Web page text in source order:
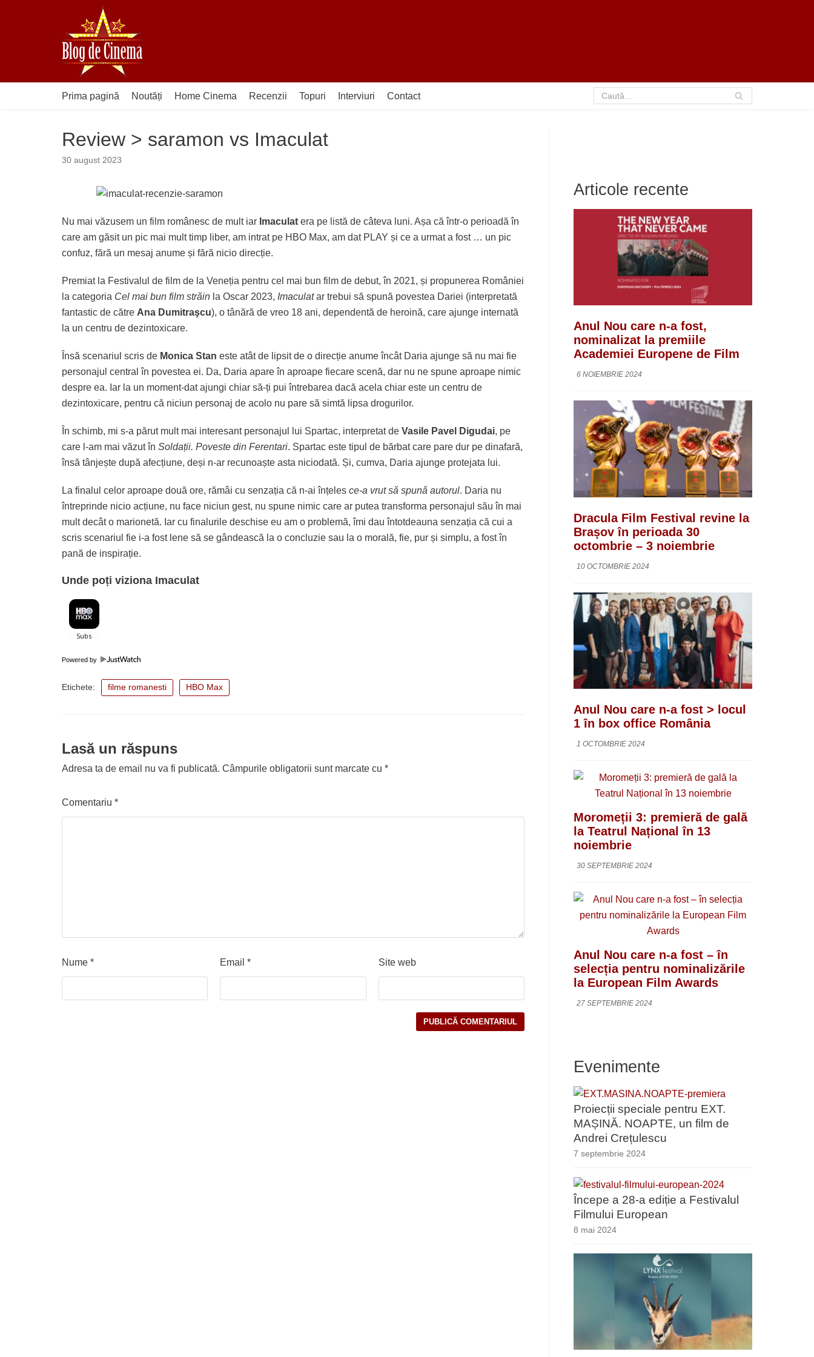
Prima pagină Noutăți Home Cinema Recenzii Topuri Interviuri Contact
Review > saramon vs Imaculat
30 august 2023
Nu mai văzusem un film românesc de mult iar Imaculat era pe listă de câteva luni. Așa că într-o perioadă în
care am găsit un pic mai mult timp liber, am intrat pe HBO Max, am dat PLAY și ce a urmat a fost … un pic
confuz, fără un mesaj anume și fără nicio direcție.
Premiat la Festivalul de film de la Veneția pentru cel mai bun film de debut, în 2021, și propunerea României
la categoria Cel mai bun film străin la Oscar 2023, Imaculatar trebui să spună povestea Dariei (interpretată
fantastic de către Ana Dumitraşcu), o tânără de vreo 18 ani, dependentă de heroină, care ajunge internată
la un centru de dezintoxicare.
Însă scenariul scris de Monica Stan este atât de lipsit de o direcție anume încât Daria ajunge să nu mai fie
personajul central în povestea ei. Da, Daria apare în aproape fiecare scenă, dar nu ne spune aproape nimic
despre ea. Iar la un moment-dat ajungi chiar să-ți pui întrebarea dacă acela chiar este un centru de
dezintoxicare, pentru că niciun personaj de acolo nu pare să simtă lipsa drogurilor.
În schimb, mi s-a părut mult mai interesant personajul lui Spartac, interpretat de Vasile Pavel Digudai, pe
care l-am mai văzut în Soldații. Poveste din Ferentari. Spartac este tipul de bărbat care pare dur pe dinafară,
însă tânjește după afecțiune, deși n-ar recunoaște asta niciodată. Și, cumva, Daria ajunge protejata lui.
La finalul celor aproape două ore, rămâi cu senzația că n-ai înțeles ce-a vrut să spună autorul. Daria nu
întreprinde nicio acțiune, nu face niciun gest, nu spune nimic care ar putea transforma personajul său în mai
mult decât o marionetă. Iar cu finalurile deschise eu am o problemă, îmi dau întotdeauna senzația că cui a
scris scenariul fie i-a fost lene să se gândească la o concluzie sau la o morală, fie, pur și simplu, a fost în
pană de inspirație.
Unde poți viziona Imaculat
Powered by
Etichete: filme romanesti HBO Max
Lasă un răspuns
Adresa ta de email nu va fi publicată. Câmpurile obligatorii sunt marcate cu *
Comentariu *
Nume * Email* Site web
Articole recente
Anul Nou care n-a fost,
nominalizat la premiile
Academiei Europene de Film
6 NOIEMBRIE 2024
Dracula Film Festival revine la
Brașov în perioada 30
octombrie – 3 noiembrie
10 OCTOMBRIE 2024
Anul Nou care n-a fost > locul
1 în box office România
1 OCTOMBRIE 2024
Moromeții 3: premieră de gală
la Teatrul Național în 13
noiembrie
30 SEPTEMBRIE 2024
Anul Nou care n-a fost – în
selecția pentru nominalizările
la European Film Awards
27 SEPTEMBRIE 2024
Evenimente
Proiecții speciale pentru EXT.
MAȘINĂ. NOAPTE, un film de
Andrei Crețulescu
7 septembrie 2024
Începe a 28-a ediție a Festivalul
Filmului European
8 mai 2024